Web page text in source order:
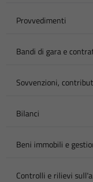
Provvedimenti
Bandi di gara e
Sovvenzioni,
Bilanci
Beni immobili e
Controlli e rilievi